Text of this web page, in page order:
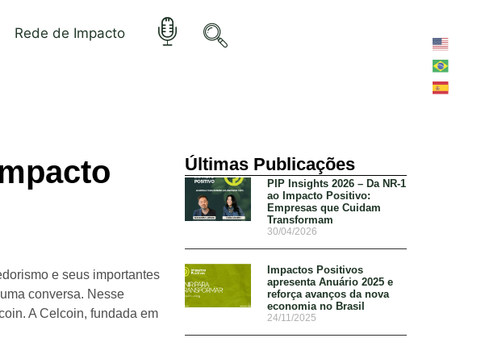
Rede de Impacto
e seus importantes
conversa. Nesse
A Celcoin, fundada em
Últimas Publicações
PIP Insights 2026 – Da NR-1
ao Impacto Positivo:
Empresas que Cuidam
Transformam
30/04/2026
Impactos Positivos
apresenta Anuário 2025 e
reforça avanços da nova
economia no Brasil
24/11/2025